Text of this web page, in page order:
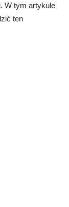
W tym artykule
ten